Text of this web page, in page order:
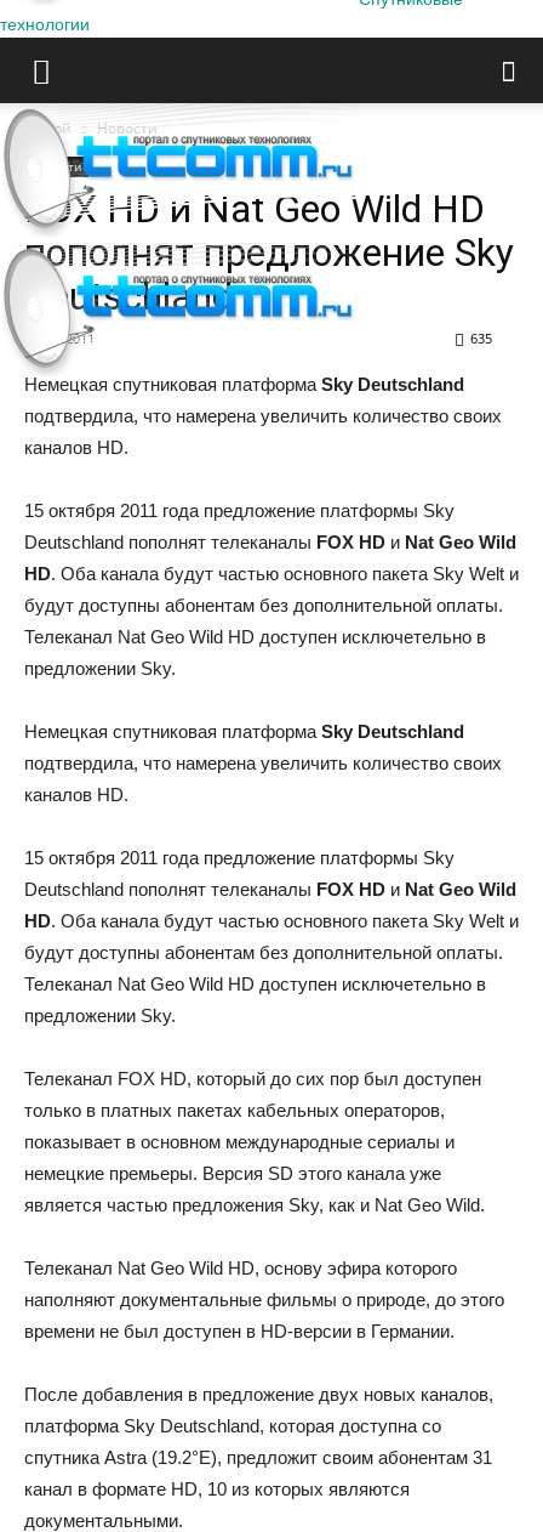
технологии
Домой Новости
Новости
FOX HD и Nat Geo Wild HD
пополнят предложение Sky
Deutschland
11.08.2011 635
Немецкая спутниковая платформа Sky Deutschland
подтвердила, что намерена увеличить количество своих
каналов HD.
15 октября 2011 года предложение платформы Sky
Deutschland пополнят телеканалы FOX HD и Nat Geo Wild
HD. Оба канала будут частью основного пакета Sky Welt и
будут доступны абонентам без дополнительной оплаты.
Телеканал Nat Geo Wild HD доступен исключетельно в
предложении Sky.
Немецкая спутниковая платформа Sky Deutschland
подтвердила, что намерена увеличить количество своих
каналов HD.
15 октября 2011 года предложение платформы Sky
Deutschland пополнят телеканалы FOX HD и Nat Geo Wild
HD. Оба канала будут частью основного пакета Sky Welt и
будут доступны абонентам без дополнительной оплаты.
Телеканал Nat Geo Wild HD доступен исключетельно в
предложении Sky.
Телеканал FOX HD, который до сих пор был доступен
только в платных пакетах кабельных операторов,
показывает в основном международные сериалы и
немецкие премьеры. Версия SD этого канала уже
является частью предложения Sky, как и Nat Geo Wild.
Телеканал Nat Geo Wild HD, основу эфира которого
наполняют документальные фильмы о природе, до этого
времени не был доступен в HD-версии в Германии.
После добавления в предложение двух новых каналов,
платформа Sky Deutschland, которая доступна со
спутника Astra (19.2°E), предложит своим абонентам 31
канал в формате HD, 10 из которых являются
документальными.